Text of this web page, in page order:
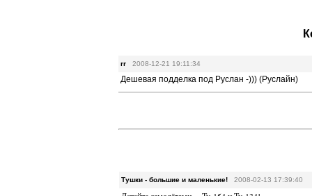
rr 2008-12-21 19:11:34
Дешевая подделка под Руслан -))) (Руслайн)
Тушки - большие и маленькие! 2008-02-13 17:39:40